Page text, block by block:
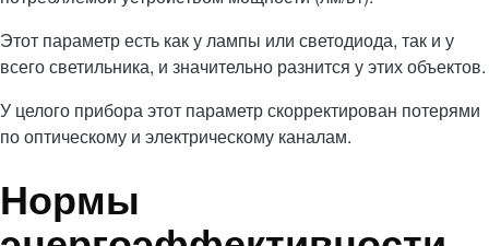
Этот параметр есть как у лампы или светодиода, так и у
всего светильника, и значительно разнится у этих объектов.
У целого прибора этот параметр скорректирован потерями
по оптическому и электрическому каналам.
Нормы